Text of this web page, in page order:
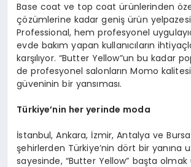
Base coat ve top coat ürünlerinden
çözümlerine kadar geniş ürün
Professional, hem profesyonel
evde bakım yapan kullanıcıların
karşılıyor. “Butter Yellow”un bu kadar
de profesyonel salonların Momo
güveninin bir yansıması.
Türkiye’nin her yerinde moda
İstanbul, Ankara, İzmir, Antalya ve
şehirlerden Türkiye’nin dört bir yanına
sayesinde, “Butter Yellow” başta